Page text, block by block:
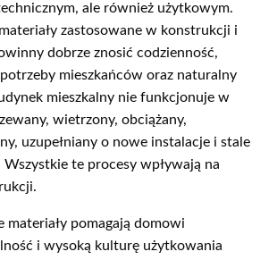
ale również użytkowym.
zastosowane w konstrukcji i
dobrze znosić codzienność,
mieszkańców oraz naturalny
mieszkalny nie funkcjonuje w
wietrzony, obciążany,
uzupełniany o nowe instalacje i stale
te procesy wpływają na
materiały pomagają domowi
i wysoką kulturę użytkowania